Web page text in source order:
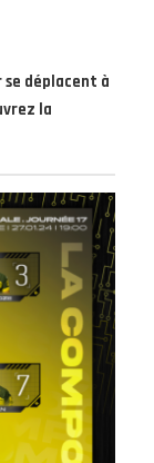
se déplacent à
la